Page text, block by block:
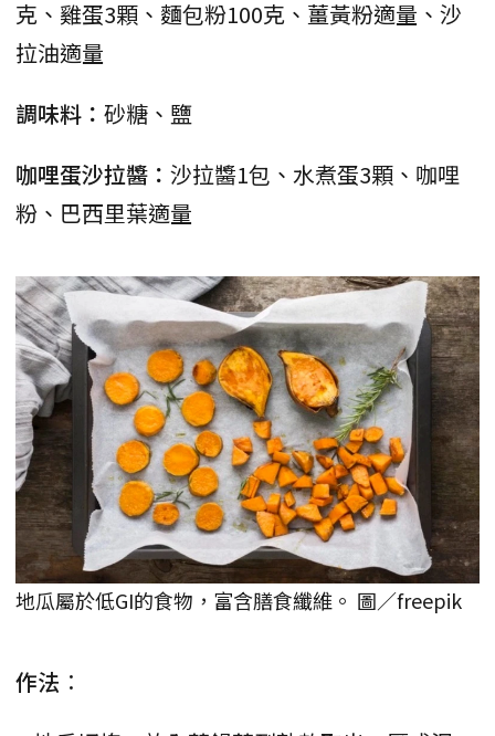
克、雞蛋3顆、麵包粉100克、薑黃粉適量、沙
拉油適量
調味料： 砂糖、鹽
咖哩蛋沙拉醬： 沙拉醬1包、水煮蛋3顆、咖哩
粉、巴西里葉適量
地瓜屬於低GI的食物，富含膳食纖維。 圖／freepik
作法︰